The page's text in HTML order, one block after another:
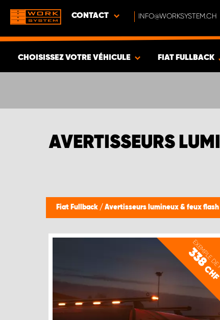
CONTACT INFO@WORKSYSTEM.CH
CHOISISSEZ VOTRE VÉHICULE FIAT FULLBACK
AVERTISSEURS
Fiat Fullback / Avertisseurs lumineux & feux flash
EXEMPLE
338
CHF